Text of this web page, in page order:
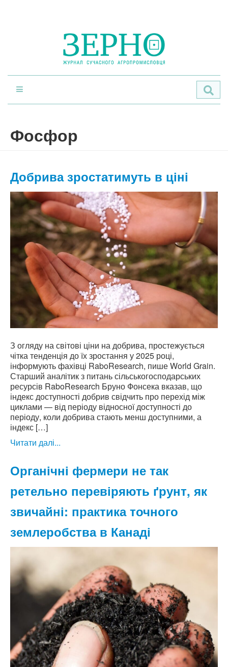
Фосфор
Добрива зростатимуть в ціні
З огляду на світові ціни на добрива, простежується
чітка тенденція до їх зростання у 2025 році,
інформують фахівці RaboResearch, пише World Grain.
Старший аналітик з питань сільськогосподарських
ресурсів RaboResearch Бруно Фонсека вказав, що
індекс доступності добрив свідчить про перехід між
циклами — від періоду відносної доступності до
періоду, коли добрива стають менш доступними, а
індекс […]
Читати далі...
Органічні фермери не так
ретельно перевіряють ґрунт, як
звичайні: практика точного
землеробства в Канаді